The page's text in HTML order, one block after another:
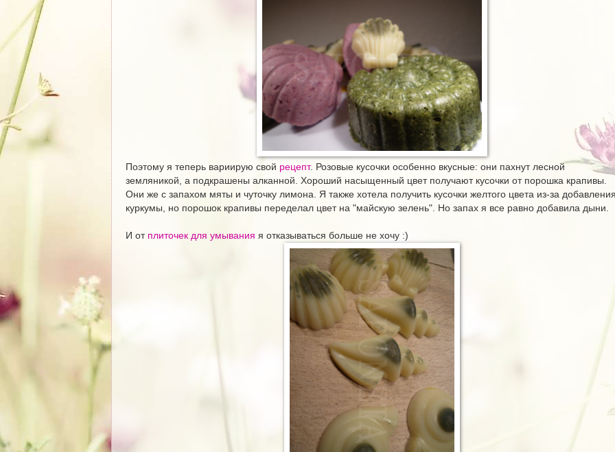
Поэтому я теперь вариирую свой рецепт. Розовые кусочки особенно вкусные: они пахнут лесной
земляникой, а подкрашены алканной. Хороший насыщенный цвет получают кусочки от порошка крапивы.
Они же с запахом мяты и чуточку лимона. Я также хотела получить кусочки желтого цвета из-за
куркумы, но порошок крапивы переделал цвет на "майскую зелень". Но запах я все равно добавила дыни.
И от плиточек для умывания я отказываться больше не хочу :)